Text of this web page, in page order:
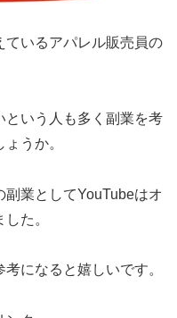
ているアパレル販売員の
という人も多く副業を考
うか。
業としてYouTubeはオ
た。
になると嬉しいです。